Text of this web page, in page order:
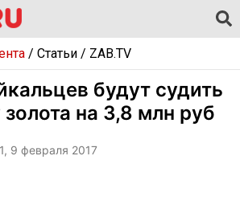
/ Статьи/ ZAB.TV
будут судить
на 3,8 млн руб
9 февраля 2017